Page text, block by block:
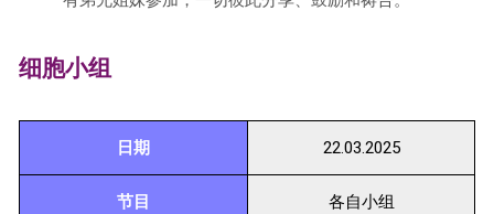
细胞小组
日期 22.03.2025
节目 各自小组